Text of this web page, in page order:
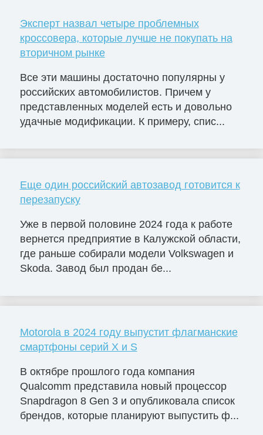
Эксперт назвал четыре проблемных
кроссовера, которые лучше не покупать на
вторичном рынке
Все эти машины достаточно популярны у
российских автомобилистов. Причем у
представленных моделей есть и довольно
удачные модификации. К примеру, спис...
Еще один российский автозавод готовится к
перезапуску
Уже в первой половине 2024 года к работе
вернется предприятие в Калужской области,
где раньше собирали модели Volkswagen и
Skoda. Завод был продан бе...
Motorola в 2024 году выпустит флагманские
смартфоны серий X и S
В октябре прошлого года компания
Qualcomm представила новый процессор
Snapdragon 8 Gen 3 и опубликовала список
брендов, которые планируют выпустить ф...